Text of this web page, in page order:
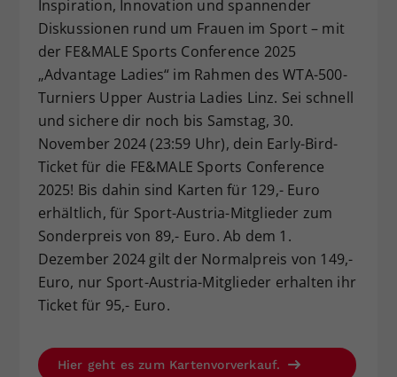
Inspiration, Innovation und spannender
Diskussionen rund um Frauen im Sport – mit
der FE&MALE Sports Conference 2025
„Advantage Ladies“ im Rahmen des WTA-500-
Turniers Upper Austria Ladies Linz. Sei schnell
und sichere dir noch bis Samstag, 30.
November 2024 (23:59 Uhr), dein Early-Bird-
Ticket für die FE&MALE Sports Conference
2025! Bis dahin sind Karten für 129,- Euro
erhältlich, für Sport-Austria-Mitglieder zum
Sonderpreis von 89,- Euro. Ab dem 1.
Dezember 2024 gilt der Normalpreis von 149,-
Euro, nur Sport-Austria-Mitglieder erhalten ihr
Ticket für 95,- Euro.
Hier geht es zum Kartenvorverkauf.
Zweck
Dieser Wert speichert Ihre Consent-
Einstellungen. Unter anderem eine
zufällig generierte ID, für die
historische Speicherung Ihrer
vorgenommen Einstellungen, falls der
Webseiten-Betreiber dies eingestellt
hat.